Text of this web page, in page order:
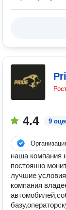
4.4 9
наша компания
постоянно
лучшие
компания